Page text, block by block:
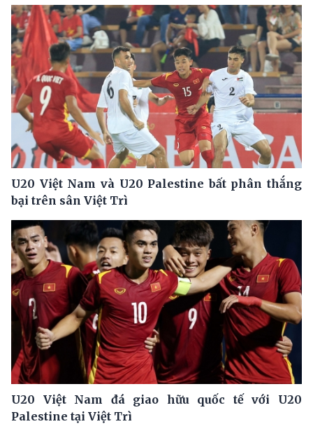
U20 Việt Nam và U20 Palestine bất phân thắng
bại trên sân Việt Trì
U20 Việt Nam đá giao hữu quốc tế với U20
Palestine tại Việt Trì